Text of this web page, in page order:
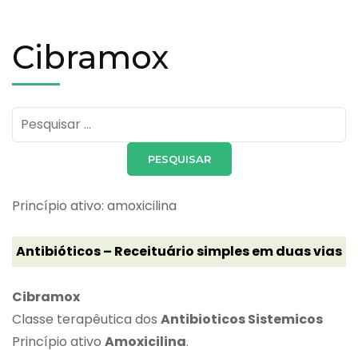
Cibramox
Pesquisar
por:
Princípio ativo: amoxicilina
Antibióticos – Receituário simples em duas vias
Cibramox
Classe terapêutica dos Antibioticos Sistemicos
Princípio ativo Amoxicilina.